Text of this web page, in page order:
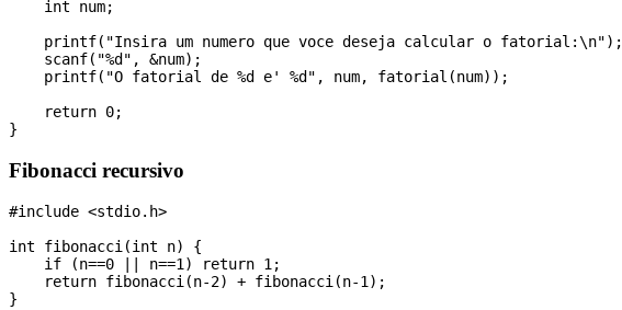
    int num;
    printf("Insira um numero que voce deseja calcular o fatorial:\n");
    scanf("%d", &num);
    printf("O fatorial de %d e' %d", num, fatorial(num));
    return 0;
Fibonacci recursivo
#include <stdio.h>
int fibonacci(int n) {
    if (n==0 || n==1) return 1;
    return fibonacci(n-2) + fibonacci(n-1);
}